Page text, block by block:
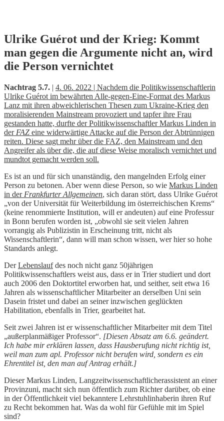
Skip
to
content
Ulrike Guérot und der Krieg: Kommt
man gegen die Argumente nicht an, wird
die Person vernichtet
Nachtrag 5.7. | 4. 06. 2022 | Nachdem die Politikwissenschaftlerin
Ulrike Guérot im bewährten Alle-gegen-Eine-Format des Markus
Lanz mit ihren abweichlerischen Thesen zum Ukraine-Krieg den
moralisierenden Mainstream provoziert und tapfer ihre Frau
gestanden hatte, durfte der Politikwissenschaftler Markus Linden in
der FAZ eine widerwärtige Attacke auf die Person der Abtrünnigen
reiten. Diese sagt mehr über die FAZ, den Mainstream und den
Angreifer als über die, die auf diese Weise moralisch vernichtet und
mundtot gemacht werden soll.
Es ist an und für sich unanständig, den mangelnden Erfolg einer
Person zu betonen. Aber wenn diese Person, so wie Markus Linden
in der Frankfurter Allgemeinen, sich daran stört, dass Ulrike Guérot
„von der Universität für Weiterbildung im österreichischen Krems“
(keine renommierte Institution, will er andeuten) auf eine Professur
in Bonn berufen worden ist, „obwohl sie seit vielen Jahren
vorrangig als Publizistin in Erscheinung tritt, nicht als
Wissenschaftlerin“, dann will man schon wissen, wer hier so hohe
Standards anlegt.
DerLebenslaufdes noch nicht ganz 50jährigen
Politikwissenschaftlers weist aus, dass er in Trier studiert und dort
auch 2006 den Doktortitel erworben hat, und seither, seit etwa 16
Jahren als wissenschaftlicher Mitarbeiter an derselben Uni sein
Dasein fristet und dabei an seiner inzwischen geglückten
Habilitation, ebenfalls in Trier, gearbeitet hat.
Seit zwei Jahren ist er wissenschaftlicher Mitarbeiter mit dem Titel
„außerplanmäßiger Professor“. [Diesen Absatz am 6.6. geändert.
Ich habe mir erklären lassen, dass Hausberufung nicht richtig ist,
weil man zum apl. Professor nicht berufen wird, sondern es ein
Ehrentitel ist, den man auf Antrag erhält.]
Dieser Markus Linden, Langzeitwissenschaftlicherassistent an einer
Provinzuni, macht sich nun öffentlich zum Richter darüber, ob eine
in der Öffentlichkeit viel bekanntere Lehrstuhlinhaberin ihren Ruf
zu Recht bekommen hat. Was da wohl für Gefühle mit im Spiel
sind?